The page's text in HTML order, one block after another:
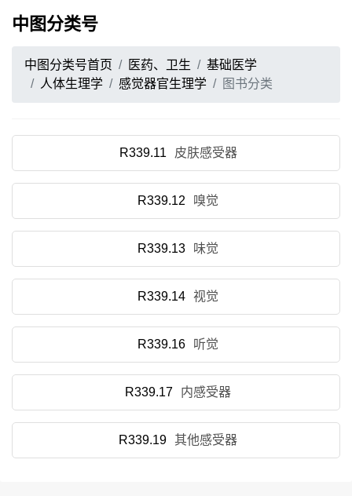
中图分类号
中图分类号首页 医药、卫生
基础医学
人体生理学
感觉器官生理学 图书分类
R339.11 皮肤感受器
R339.12 嗅觉
R339.13 味觉
R339.14 视觉
R339.16 听觉
R339.17 内感受器
R339.19 其他感受器